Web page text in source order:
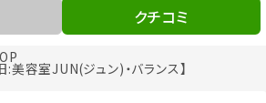
:美容室JUN(ジュン)・バランス】
クチコミ